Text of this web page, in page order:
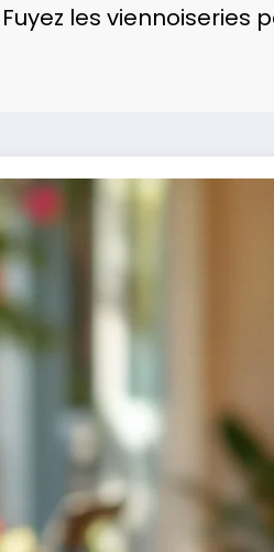
Fuyez les viennoiseries